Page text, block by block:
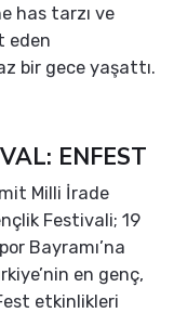
has tarzı ve
eden
bir gece yaşattı.
ENFEST
Milli İrade
Festivali; 19
Bayramı’na
en genç,
etkinlikleri